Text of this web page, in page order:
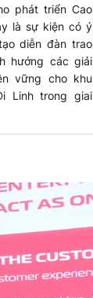
phát triển Cao
là sự kiện có ý
diễn đàn trao
hướng các giải
vững cho khu
Linh trong giai